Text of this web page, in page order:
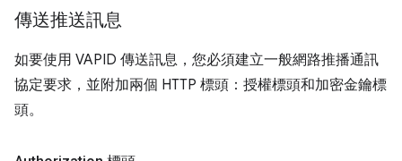
傳送推送訊息
如要使用 VAPID 傳送訊息，您必須建立一般網路推播通訊
協定要求，並附加兩個 HTTP 標頭：授權標頭和加密金鑰標
頭。